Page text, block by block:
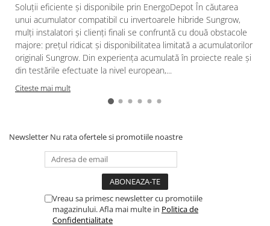
Soluții eficiente și disponibile prin EnergoDepot În căutarea
unui acumulator compatibil cu invertoarele hibride Sungrow,
mulți instalatori și clienți finali se confruntă cu două obstacole
majore: prețul ridicat și disponibilitatea limitată a acumulatorilor
originali Sungrow. Din experiența acumulată în proiecte reale și
din testările efectuate la nivel european,...
Citeste mai mult
Newsletter Nu rata ofertele si promotiile noastre
Vreau sa primesc newsletter cu promotiile
magazinului. Afla mai multe in Politica de
Confidentialitate